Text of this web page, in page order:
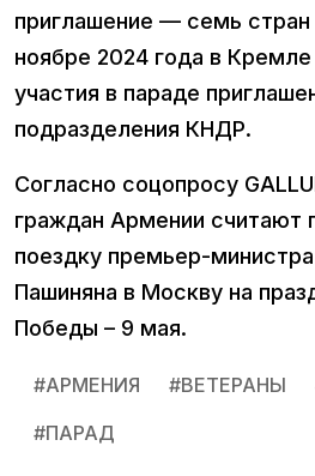
приглашение — семь
ноябре 2024 года в
участия в параде
подразделения КНДР.
Согласно соцопросу
граждан Армении считают
поездку премьер-
Пашиняна в Москву на
Победы – 9 мая.
#АРМЕНИЯ #ВЕТЕРАНЫ
#ПАРАД